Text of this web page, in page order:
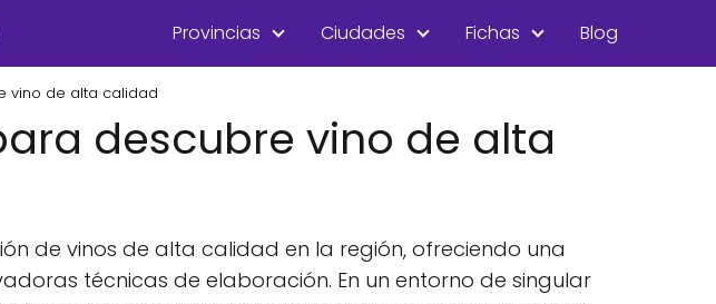
Provincias Ciudades Fichas Blog
vino de alta calidad
descubre vino de alta
de vinos de alta calidad en la región, ofreciendo una
técnicas de elaboración. En un entorno de singular